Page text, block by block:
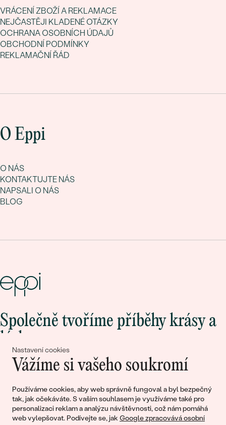
Nastavení cookies
Vážíme si vašeho soukromí
Používáme cookies, aby web správně fungoval a byl bezpečný
tak, jak očekáváte. S vaším souhlasem je využíváme také pro
personalizaci reklam a analýzu návštěvnosti, což nám pomáhá
web vylepšovat. Podívejte se, jak Google zpracovává osobní
VRÁCENÍ ZBOŽÍ A REKLAMACE
NEJČASTĚJI KLADENÉ OTÁZKY
OCHRANA OSOBNÍCH ÚDAJŮ
OBCHODNÍ PODMÍNKY
REKLAMAČNÍ ŘÁD
O Eppi
O NÁS
KONTAKTUJTE NÁS
NAPSALI O NÁS
BLOG
Společně tvoříme příběhy krásy a
Připojte se k nám!